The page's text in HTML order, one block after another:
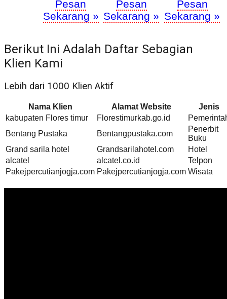
Pesan
Sekarang »
Pesan
Sekarang »
Pesan
Sekarang »
Berikut Ini Adalah Daftar Sebagian
Klien Kami
Lebih dari 1000 Klien Aktif
Nama Klien Alamat Website
Jenis
kabupaten Flores timur
Florestimurkab.go.id
Bentang Pustaka
Bentangpustaka.com
Penerbit
Buku
Grand sarila hotel
Grandsarilahotel.com
Hotel
alcatel
alcatel.co.id
Telpon
Pakejpercutianjogja.com Pakejpercutianjogja.com Wisata